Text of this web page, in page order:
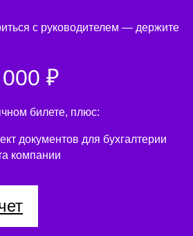
с руководителем — держите
₽
билете, плюс:
документов для бухгалтерии
компании